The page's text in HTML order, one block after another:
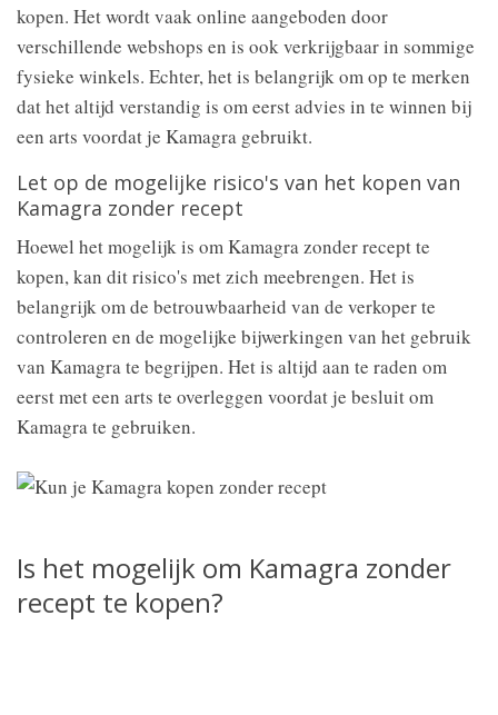
kopen. Het wordt vaak online aangeboden door
verschillende webshops en is ook verkrijgbaar in sommige
fysieke winkels. Echter, het is belangrijk om op te merken
dat het altijd verstandig is om eerst advies in te winnen bij
een arts voordat je Kamagra gebruikt.
Let op de mogelijke risico's van het kopen van
Kamagra zonder recept
Hoewel het mogelijk is om Kamagra zonder recept te
kopen, kan dit risico's met zich meebrengen. Het is
belangrijk om de betrouwbaarheid van de verkoper te
controleren en de mogelijke bijwerkingen van het gebruik
van Kamagra te begrijpen. Het is altijd aan te raden om
eerst met een arts te overleggen voordat je besluit om
Kamagra te gebruiken.
Is het mogelijk om Kamagra zonder
recept te kopen?